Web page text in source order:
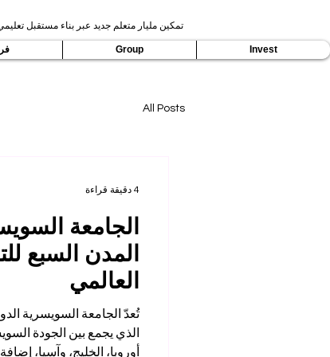
تمكين مليار متعلم جديد عبر بناء مستقبل
Group Invest
All Posts
الجامعة
المدن السبع
العالمي
الذي يجمع بين الجودة
أوروبا، الخليج، وآسيا،
4 دقيقة قراءة